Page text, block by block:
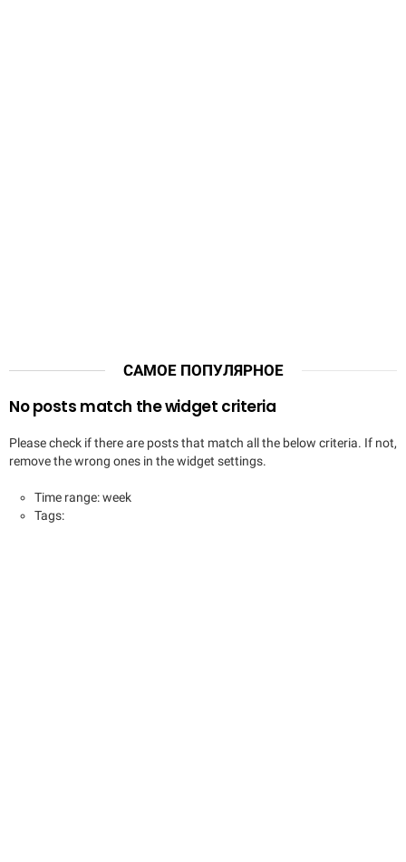
САМОЕ ПОПУЛЯРНОЕ
No posts match the widget criteria
Please check if there are posts that match all the below criteria. If not,
remove the wrong ones in the widget settings.
Time range: week
Tags: